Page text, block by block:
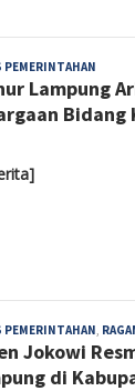
Lampung
,
Jokowi
di